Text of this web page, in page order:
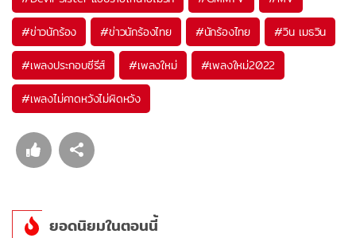
#ข่าวนักร้อง #ข่าวนักร้องไทย #นักร้องไทย #วิน เมธวิน
#เพลงประกอบซีรีส์ #เพลงใหม่ #เพลงใหม่2022
#เพลงไม่คาดหวังไม่ผิดหวัง
ยอดนิยมในตอนนี้